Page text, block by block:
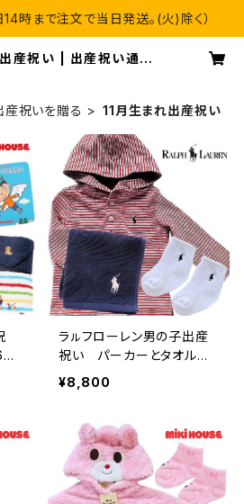
時まで注文で当日発送。(火)除く）
産祝い | 出産祝い通販
産祝いを贈る 11月生まれ出産祝い
ラㇽフローレン男の子出産
祝い パーカーとタオルハ
ンカチ、靴下3点セット
¥8,800